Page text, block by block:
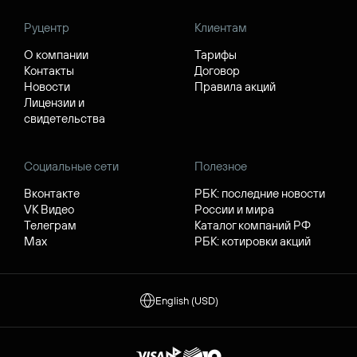
Руцентр
О компании
Контакты
Новости
Лицензии и
свидетельства
Клиентам
Тарифы
Договор
Правила акций
Социальные сети
Вконтакте
VK Видео
Телеграм
Max
Полезное
РБК: последние новости
России и мира
Каталог компаний РФ
РБК: котировки акций
English (USD)